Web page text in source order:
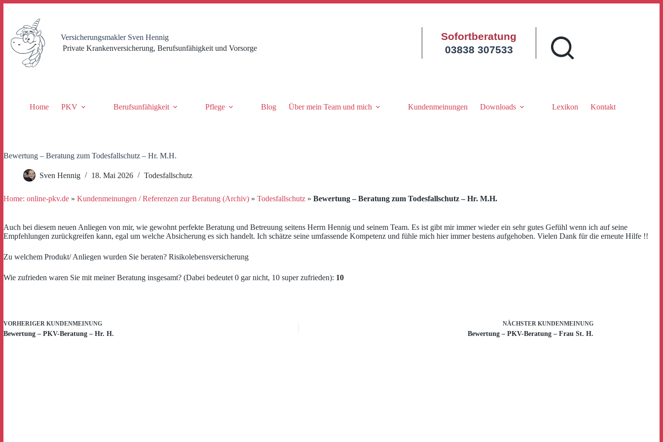
springen
Versicherungsmakler Sven Hennig
Private Krankenversicherung, Berufsunfähigkeit und Vorsorge
Sofortberatung
03838 307533
Home PKV Berufsunfähigkeit Pflege Blog Über mein Team und mich Kundenmeinungen Downloads Lexikon Kontakt
Bewertung – Beratung zum Todesfallschutz – Hr. M.H.
Sven Hennig 18. Mai 2026 Todesfallschutz
Home: online-pkv.de » Kundenmeinungen / Referenzen zur Beratung (Archiv) » Todesfallschutz » Bewertung – Beratung zum Todesfallschutz – Hr. M.H.
Auch bei diesem neuen Anliegen von mir, wie gewohnt perfekte Beratung und Betreuung seitens Herrn Hennig und seinem Team. Es ist gibt mir immer wieder ein sehr gutes Gefühl wenn ich auf seine
Empfehlungen zurückgreifen kann, egal um welche Absicherung es sich handelt. Ich schätze seine umfassende Kompetenz und fühle mich hier immer bestens aufgehoben. Vielen Dank für die erneute Hilfe !!
Zu welchem Produkt/ Anliegen wurden Sie beraten? Risikolebensversicherung
Wie zufrieden waren Sie mit meiner Beratung insgesamt? (Dabei bedeutet 0 gar nicht, 10 super zufrieden): 10
VORHERIGER KUNDENMEINUNG
Bewertung – PKV-Beratung – Hr. H.
NÄCHSTER KUNDENMEINUNG
Bewertung – PKV-Beratung – Frau St. H.